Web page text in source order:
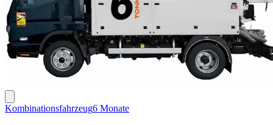
Kombinationsfahrzeug6 Monate